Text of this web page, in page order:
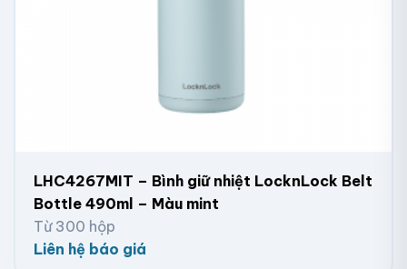
LHC4267MIT – Bình giữ nhiệt LocknLock Belt
Bottle 490ml – Màu mint
Từ 300 hộp
Liên hệ báo giá